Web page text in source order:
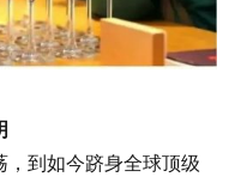
到如今跻身全球顶级